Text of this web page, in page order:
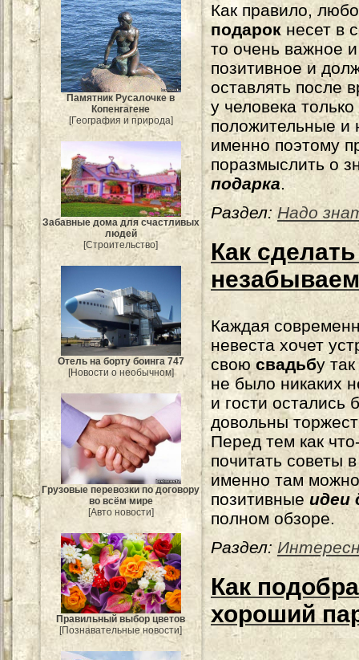
Памятник Русалочке в
Копенгагене
[География и природа]
Забавные дома для счастливых
людей
[Строительство]
Отель на борту боинга 747
[Новости о необычном]
Грузовые перевозки по договору
во всём мире
[Авто новости]
Правильный выбор цветов
[Познавательные новости]
Как правило,
подарок несет в
то очень важное и
позитивное и
оставлять после
у человека только
положительные
именно поэтому
поразмыслить о
подарка.
Раздел: Надо
Как
Каждая
невеста хочет
своюсвадьбу
не было никаких
и гости остались
довольны
Перед тем как
почитать советы
именно там
позитивные идеи
полном обзоре.
Раздел:
Как
хороший